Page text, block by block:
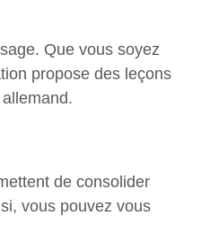
Que vous soyez
propose des leçons
de consolider
vous pouvez vous